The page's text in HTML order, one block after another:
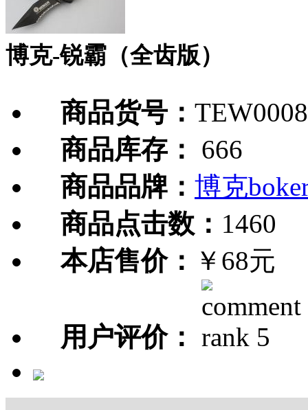
博克-锐霸（全齿版）
商品货号：
商品库存：
666
商品品牌： 博克
商品点击数： 1460
本店售价： ￥68元
用户评价：